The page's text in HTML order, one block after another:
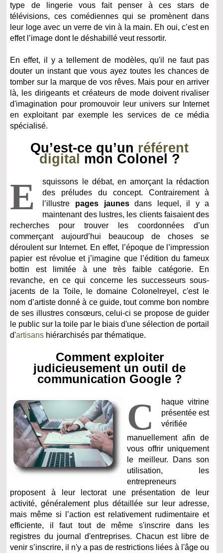
type de lingerie vous fait penser à ces stars de
télévisions, ces comédiennes qui se promènent dans
leur loge avec un verre de vin à la main. Eh oui, c’est en
effet l’image dont le déshabillé veut ressortir.
En effet, il y a tellement de modèles, qu'il ne faut pas
douter un instant que vous ayez toutes les chances de
tomber sur la marque de vos rêves. Mais pour en arriver
là, les dirigeants et créateurs de mode doivent rivaliser
d'imagination pour promouvoir leur univers sur Internet
en exploitant par exemple les services de ce média
spécialisé.
Qu’est-ce qu’un référent
digital mon Colonel ?
E
squissons le débat, en amorçant la rédaction
des préludes du concept. Contrairement à
l’illustre pages jaunesdans lequel, il y a
maintenant des lustres, les clients faisaient des
recherches pour trouver les coordonnées d’un
commerçant aujourd’hui beaucoup de choses se
déroulent sur Internet. En effet, l’époque de l’impression
papier est révolue et j’imagine que l’édition du fameux
bottin est limitée à une très faible catégorie. En
revanche, en ce qui concerne les successeurs sous-
jacents de la Toile, le domaine Colonelreyel, c'est le
nom d’artiste donné à ce guide, tout comme bon nombre
de ses illustres consœurs, celui-ci se propose de guider
le public sur la toile par le biais d'une sélection de portail
d'artisans hiérarchisés par thématique.
Comment exploiter
judicieusement un outil de
communication Google ?
C
haque vitrine
présentée est
vérifiée
manuellement afin de
vous offrir uniquement
le meilleur. Dans son
utilisation, les
entrepreneurs
proposent à leur lectorat une présentation de leur
activité, généralement plus détaillée sur leur adresse,
mais même si l’action est relativement rudimentaire et
efficiente, il faut tout de même s'inscrire dans les
registres du journal d'entreprises. Chacun est libre de
venir s’inscrire, il n'y a pas de restrictions liées à l'âge ou